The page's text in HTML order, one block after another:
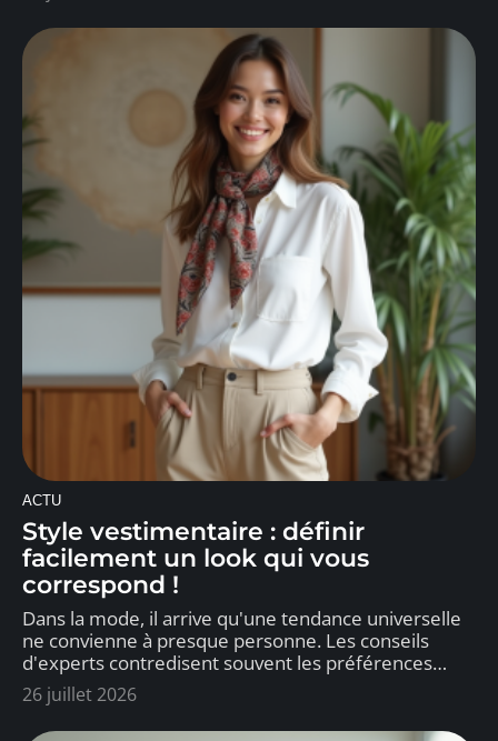
ACTU
Style vestimentaire : définir
facilement un look qui vous
correspond !
Dans la mode, il arrive qu'une tendance universelle
ne convienne à presque personne. Les conseils
d'experts contredisent souvent les préférences…
26 juillet 2026